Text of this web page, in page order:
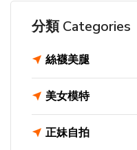
分類 Categories
絲襪美腿
美女模特
正妹自拍